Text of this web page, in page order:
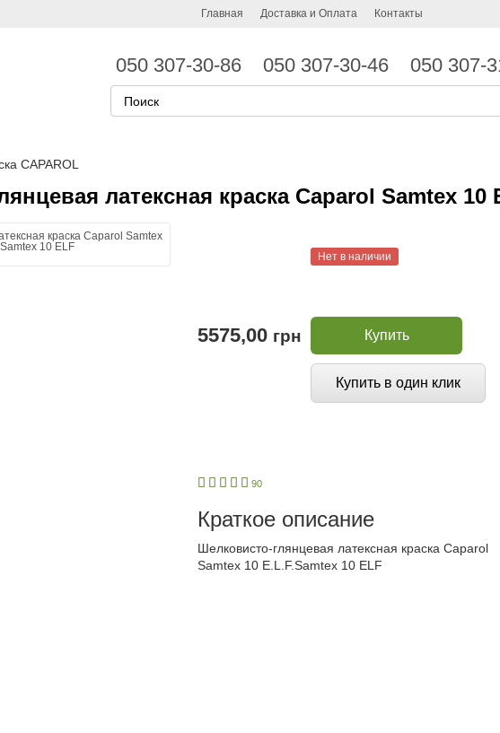
Главная Доставка и Оплата Контакты
050 307-30-86 050 307-30-46 050 307-
CAPAROL
латексная краска Caparol Samtex 10
Нет в наличии
5575,00 грн Купить
Купить в один клик
90
12345
Краткое описание
Шелковисто-глянцевая латексная краска Caparol
Samtex 10 E.L.F.Samtex 10 ELF